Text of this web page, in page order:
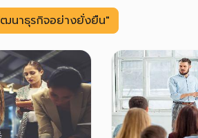
ฒนาธุรกิจอย่างยั่งยืน"